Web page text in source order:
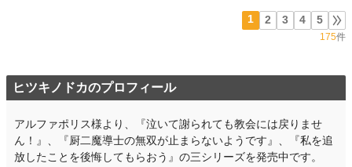
1 2 3 4 5
175件
ヒツキノドカのプロフィール
アルファポリス様より、『泣いて謝られても教会には戻りませ
ん！』、『厨二魔導士の無双が止まらないようです』、『私を追
放したことを後悔してもらおう』の三シリーズを発売中です。